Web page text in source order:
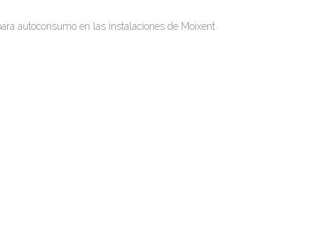
autoconsumo en las instalaciones de Moixent.